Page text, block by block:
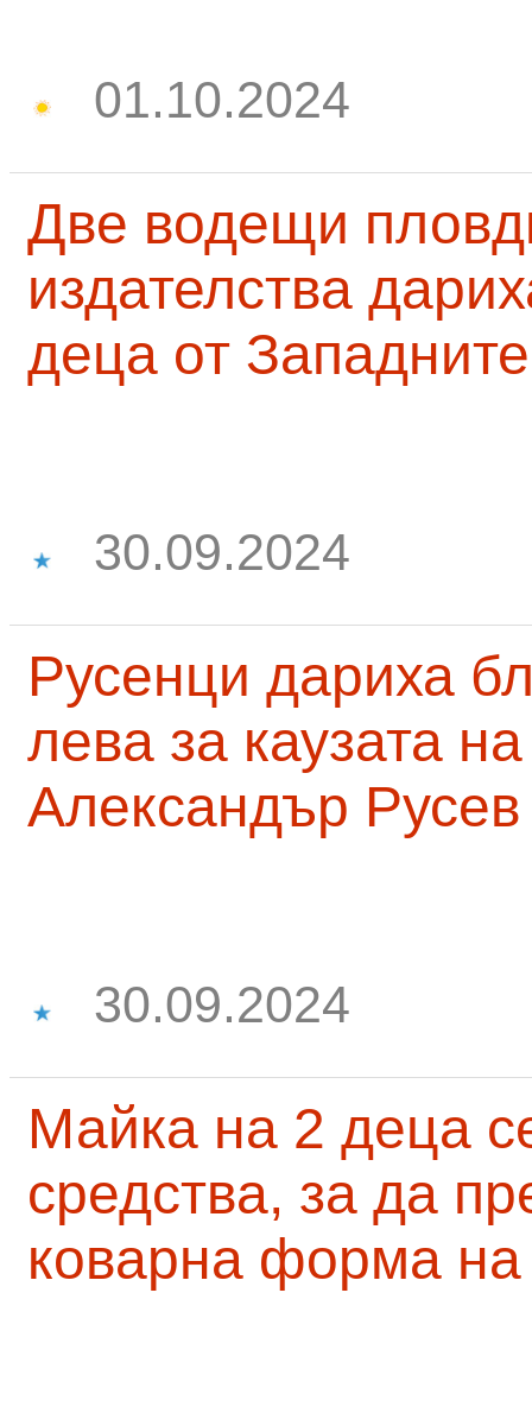
01.10.2024
Две водещи
издателства
деца от
30.09.2024
Русенци дариха
лева за каузата
Александър Русев
30.09.2024
Майка на 2 деца
средства, за да
коварна форма на